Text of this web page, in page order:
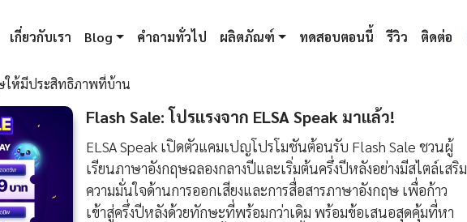
เกี่ยวกับเรา Blog คำถามทั่วไป ผลิตภัณฑ์ ทดสอบตอนนี้ รีวิว ติดต่อ
ให้มีประสิทธิภาพที่บ้าน
Flash Sale: โปรแรงจาก ELSA Speak มาแล้ว!
ELSA Speak เปิดตัวแคมเปญโปรโมชันต้อนรับ Flash Sale ชวนผู้
เรียนภาษาอังกฤษฉลองกลางปีและเริ่มต้นครึ่งปีหลังอย่างมีสไตล์เสริม
ความมั่นใจด้านการออกเสียงและการสื่อสารภาษาอังกฤษ เพื่อก้าว
เข้าสู่ครึ่งปีหลังด้วยทักษะที่พร้อมกว่าเดิม พร้อมข้อเสนอสุดคุ้มที่หา